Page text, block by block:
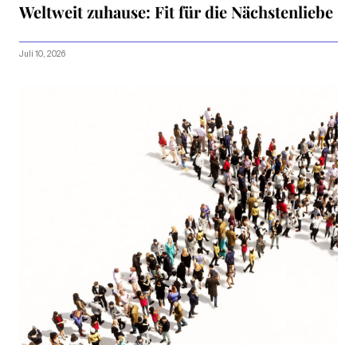
Weltweit zuhause: Fit für die Nächstenliebe
Juli 10, 2026